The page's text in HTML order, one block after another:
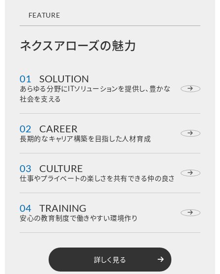
FEATURE
ネクスアローズの魅力
01 SOLUTION
あらゆる分野にITソリューションを提供し、豊かな
社会を支える
02 CAREER
長期的なキャリア構築を目指した人材育成
03 CULTURE
仕事やプライベートの楽しさを共有できる仲の良さ
04 TRAINING
安心の教育制度で働きやすい環境作り
詳しく見る